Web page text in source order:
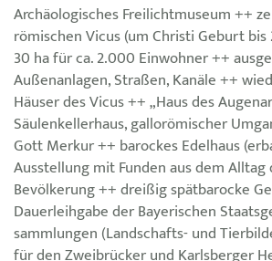
Archäologisches Freilichtmuseum ++
römischen Vicus (um Christi Geburt bis
30 ha für ca. 2.000 Einwohner ++
Außenanlagen, Straßen, Kanäle ++
Häuser des Vicus ++ „Haus des
Säulenkellerhaus, gallorömischer
Gott Merkur ++ barockes Edelhaus
Ausstellung mit Funden aus dem
Bevölkerung ++ dreißig spätbarocke
Dauerleihgabe der Bayerischen
sammlungen (Landschafts- und
für den Zweibrücker und Karlsberger